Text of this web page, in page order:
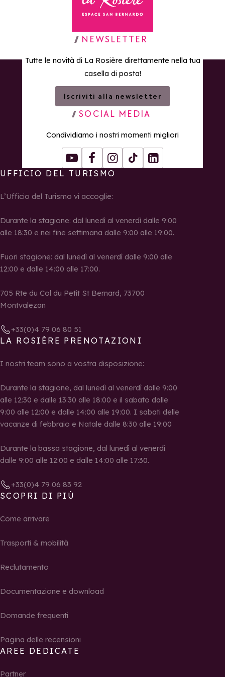
Torna alla home page
NEWSLETTER
Tutte le novità di La Rosière direttamente nella tua
casella di posta!
Iscriviti alla newsletter
SOCIAL MEDIA
Condividiamo i nostri momenti migliori
YoutubeFacebookInstagram
Tiktok LinkedIn
UFFICIO DEL TURISMO
L’Ufficio del Turismo vi accoglie:
Durante la stagione: dal lunedì al venerdì dalle 9:00
alle 18:30 e nei fine settimana dalle 9:00 alle 19:00.
Fuori stagione: dal lunedì al venerdì dalle 9:00 alle
12:00 e dalle 14:00 alle 17:00.
705 Rte du Col du Petit St Bernard, 73700
Montvalezan
+33(0)4 79 06 80 51
LA ROSIÈRE PRENOTAZIONI
I nostri team sono a vostra disposizione:
Durante la stagione, dal lunedì al venerdì dalle 9:00
alle 12:30 e dalle 13:30 alle 18:00 e il sabato dalle
9:00 alle 12:00 e dalle 14:00 alle 19:00. I sabati delle
vacanze di febbraio e Natale dalle 8:30 alle 19:00
Durante la bassa stagione, dal lunedì al venerdì
dalle 9:00 alle 12:00 e dalle 14:00 alle 17:30.
+33(0)4 79 06 83 92
SCOPRI DI PIÙ
Come arrivare
Trasporti & mobilità
Reclutamento
Documentazione e download
Domande frequenti
Pagina delle recensioni
AREE DEDICATE
Partner